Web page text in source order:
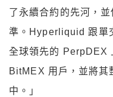
了永續合約的先河，
準。Hyperliquid 跟單
全球領先的 PerpDEX
BitMEX 用戶，並將其
中。」